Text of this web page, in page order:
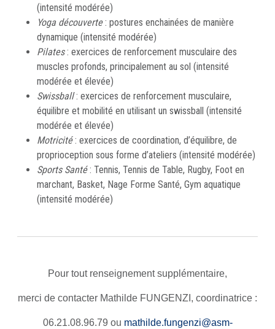
(intensité modérée)
Yoga découverte: postures enchainées de manière
dynamique (intensité modérée)
Pilates: exercices de renforcement musculaire des
muscles profonds, principalement au sol (intensité
modérée et élevée)
Swissball: exercices de renforcement musculaire,
équilibre et mobilité en utilisant un swissball (intensité
modérée et élevée)
Motricité: exercices de coordination, d’équilibre, de
proprioception sous forme d’ateliers (intensité modérée)
Sports Santé: Tennis, Tennis de Table, Rugby, Foot en
marchant, Basket, Nage Forme Santé, Gym aquatique
(intensité modérée)
Pour tout renseignement supplémentaire,
merci de contacter Mathilde FUNGENZI, coordinatrice :
06.21.08.96.79 ou mathilde.fungenzi@asm-